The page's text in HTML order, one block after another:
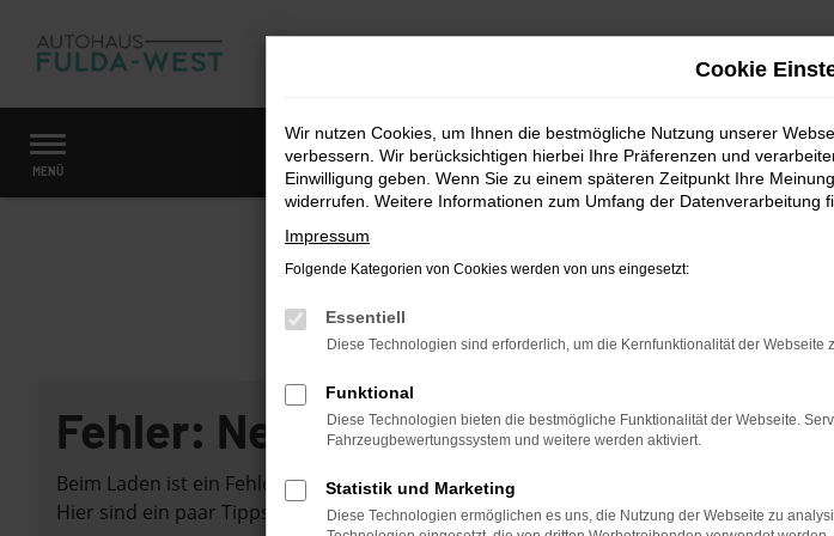
Zum
Hauptinhalt
MENÜ
Startseite Fahrzeugmarkt
Fehler: Network Error
Beim Laden ist ein Fehler aufgetreten.
Hier sind ein paar Tipps, die dir helfen können:
Cookie
Wir nutzen Cookies, um Ihnen die bestmögliche Nutzung unserer
verbessern. Wir berücksichtigen hierbei Ihre Präferenzen und
Einwilligung geben. Wenn Sie zu einem späteren Zeitpunkt Ihre
widerrufen. Weitere Informationen zum Umfang der Datenverarbeitung
Impressum
Folgende Kategorien von Cookies werden von uns eingesetzt:
Essentiell
Diese Technologien sind erforderlich, um die Kernfunktionalität der Webseite
Funktional
Diese Technologien bieten die bestmögliche Funktionalität der Webseite.
Fahrzeugbewertungssystem und weitere werden aktiviert.
Statistik und Marketing
Diese Technologien ermöglichen es uns, die Nutzung der Webseite zu